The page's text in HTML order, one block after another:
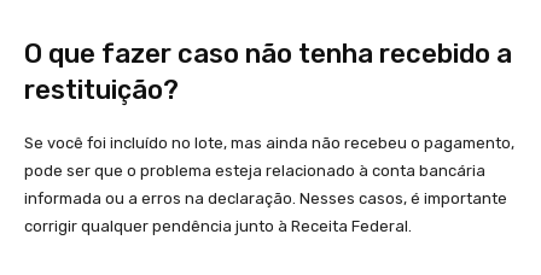
O que fazer caso não tenha recebido a
restituição?
Se você foi incluído no lote, mas ainda não recebeu o pagamento,
pode ser que o problema esteja relacionado à conta bancária
informada ou a erros na declaração. Nesses casos, é importante
corrigir qualquer pendência junto à Receita Federal.